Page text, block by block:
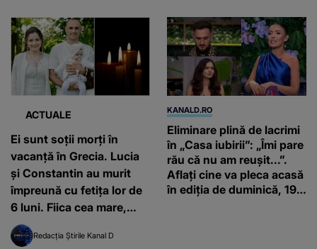
ACTUALE
Ei sunt soții morți în
vacanță în Grecia. Lucia
și Constantin au murit
împreună cu fetița lor de
6 luni. Fiica cea mare,
grav rănită, a rămas
singură pe lume
Redacția Știrile Kanal D
KANALD.RO
Eliminare plină de lacrimi
în „Casa iubirii”: „Îmi pare
rău că nu am reușit...”.
Aflați cine va pleca acasă
în ediția de duminică, 19